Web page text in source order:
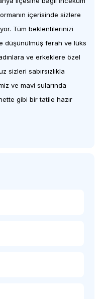
içerisinde sizlere
Tüm beklentilerinizi
düşünülmüş ferah ve lüks
ve erkeklere özel
sizleri sabırsızlıkla
ve mavi sularında
gibi bir tatile hazır